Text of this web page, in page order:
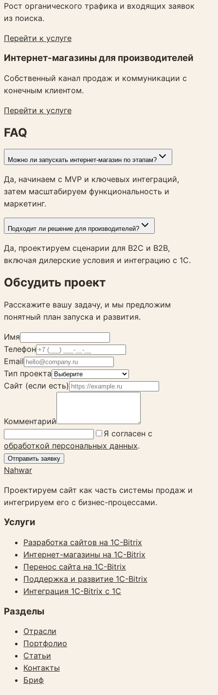
Рост органического трафика и входящих заявок
из поиска.
Перейти к услуге
Интернет-магазины для производителей
Собственный канал продаж и коммуникации с
конечным клиентом.
Перейти к услуге
FAQ
Можно ли запускать интернет-магазин по этапам?
Да, начинаем с MVP и ключевых интеграций,
затем масштабируем функциональность и
маркетинг.
Подходит ли решение для производителей?
Да, проектируем сценарии для B2C и B2B,
включая дилерские условия и интеграцию с 1С.
Обсудить проект
Расскажите вашу задачу, и мы предложим
понятный план запуска и развития.
Имя
Телефон
Email
Тип проекта
Сайт (если есть)
Комментарий
Я согласен с
обработкой персональных данных.
Отправить заявку
Nahwar
Проектируем сайт как часть системы продаж и
интегрируем его с бизнес-процессами.
Услуги
Разработка сайтов на 1C-Bitrix
Интернет-магазины на 1C-Bitrix
Перенос сайта на 1C-Bitrix
Поддержка и развитие 1C-Bitrix
Интеграция 1C-Bitrix с 1С
Разделы
Отрасли
Портфолио
Статьи
Контакты
Бриф